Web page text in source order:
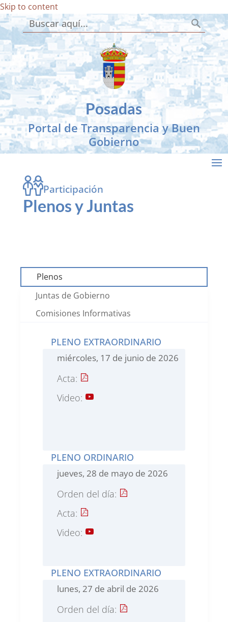
Skip to content
Buscar:
Botón de búsqueda
Posadas
Portal de Transparencia y Buen
Gobierno
Participación
Plenos y Juntas
Plenos
Juntas de Gobierno
Comisiones Informativas
PLENO EXTRAORDINARIO
miércoles, 17 de junio de 2026
Acta:
Video:
PLENO ORDINARIO
jueves, 28 de mayo de 2026
Orden del día:
Acta:
Video:
PLENO EXTRAORDINARIO
lunes, 27 de abril de 2026
Orden del día: